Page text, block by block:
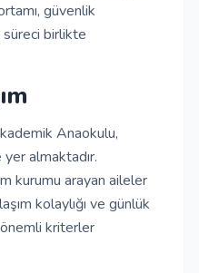
güvenlik
birlikte
Anaokulu,
almaktadır.
kurumu arayan aileler
kolaylığı ve günlük
kriterler